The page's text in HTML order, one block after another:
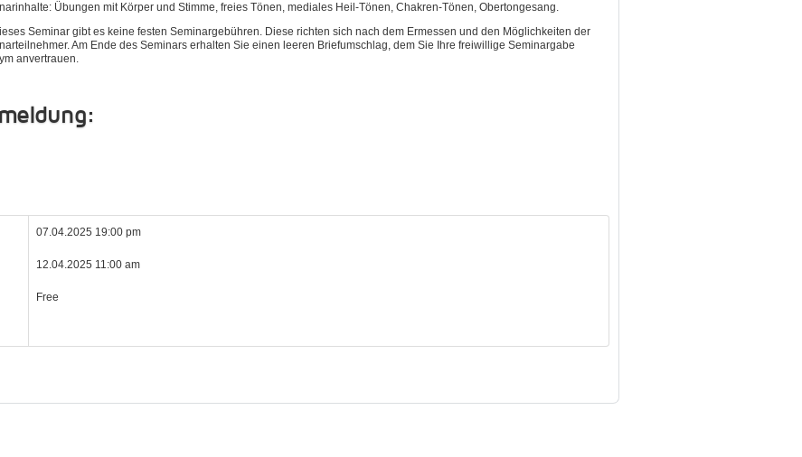
Übungen mit Körper und Stimme, freies Tönen, mediales Heil-Tönen, Chakren-Tönen, Obertongesang.
Seminar gibt es keine festen Seminargebühren. Diese richten sich nach dem Ermessen und den Möglichkeiten der
Am Ende des Seminars erhalten Sie einen leeren Briefumschlag, dem Sie Ihre freiwillige Seminargabe
anvertrauen.
07.04.2025 19:00 pm
12.04.2025 11:00 am
Free